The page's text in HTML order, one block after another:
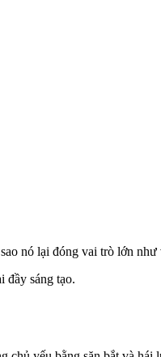
nó lại đóng vai trò lớn
đầy sáng tạo.